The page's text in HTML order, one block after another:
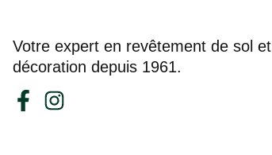
Votre expert en revêtement de sol et
décoration depuis 1961.